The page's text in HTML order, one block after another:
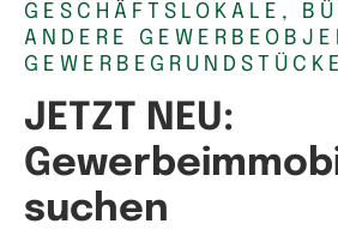
GESCHÄFTSLOKALE,
ANDERE
GEWERBEGRUNDSTÜCKE
JETZT NEU:
suchen